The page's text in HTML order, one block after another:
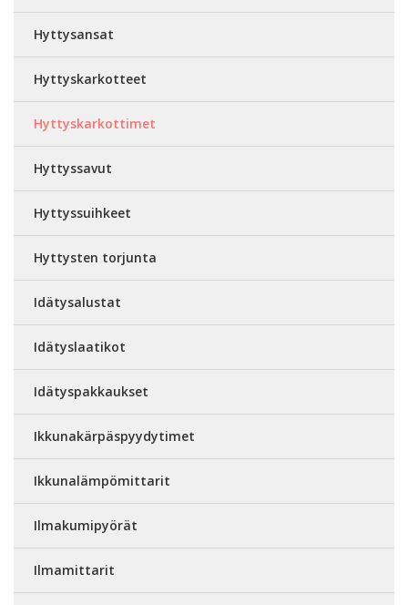
Hyttysansat
Hyttyskarkotteet
Hyttyskarkottimet
Hyttyssavut
Hyttyssuihkeet
Hyttysten torjunta
Idätysalustat
Idätyslaatikot
Idätyspakkaukset
Ikkunakärpäspyydytimet
Ikkunalämpömittarit
Ilmakumipyörät
Ilmamittarit